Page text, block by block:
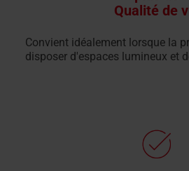
Qualité de
Convient idéalement lorsque la
disposer d'espaces lumineux et